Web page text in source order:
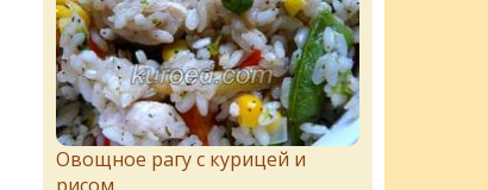
Овощное рагу с курицей и